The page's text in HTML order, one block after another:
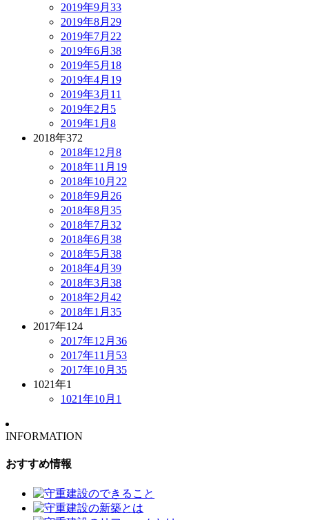
2019年9月 33
2019年8月 29
2019年7月 22
2019年6月 38
2019年5月 18
2019年4月 19
2019年3月 11
2019年2月 5
2019年1月 8
2018年372
2018年12月 8
2018年11月 19
2018年10月 22
2018年9月 26
2018年8月 35
2018年7月 32
2018年6月 38
2018年5月 38
2018年4月 39
2018年3月 38
2018年2月 42
2018年1月 35
2017年124
2017年12月 36
2017年11月 53
2017年10月 35
1021年1
1021年10月 1
INFORMATION
おすすめ情報